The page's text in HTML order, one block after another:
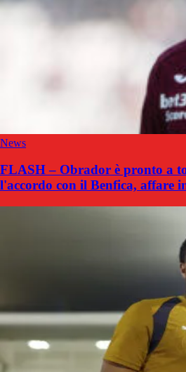
News
FLASH – Obrador è pronto a
l'accordo con il Benfica, affare